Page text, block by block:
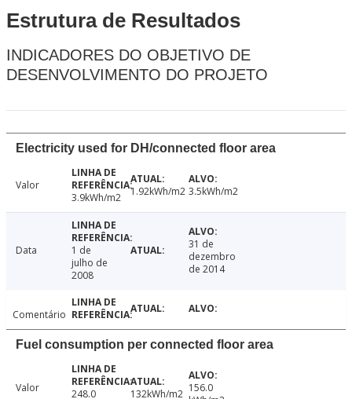
Estrutura de Resultados
INDICADORES DO OBJETIVO DE
DESENVOLVIMENTO DO PROJETO
Electricity used for DH/connected floor area
Valor
3.9kWh/m2
1.92kWh/m2 3.5kWh/m2
Data
1 de
julho de
2008
31 de
dezembro
de 2014
Comentário
Fuel consumption per connected floor area
Valor
248.0
132kWh/m2 156.0